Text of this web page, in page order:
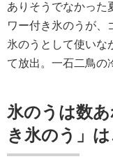
ありそうでなかった
ワー付き氷のうが、
氷のうとして使いな
て放出。一石二鳥の
氷のうは数
き氷のう」